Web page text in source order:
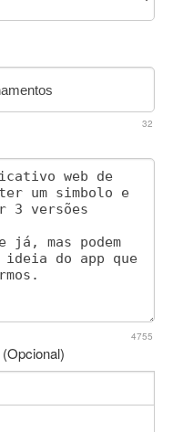
32
4755
(Opcional)